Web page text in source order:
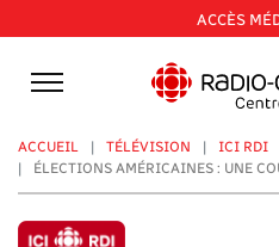
au
contenu
principal
ACCÈS
ACCUEIL TÉLÉVISION
ICI RDI
ÉLECTIONS AMÉRICAINES : UNE